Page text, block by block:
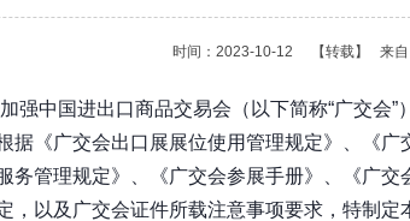
时间：2023-10-12 【转载】 来自
强中国进出口商品交易会（以下简称“广交会
据《广交会出口展展位使用管理规定》、《
务管理规定》、《广交会参展手册》、《广
，以及广交会证件所载注意事项要求，特制定